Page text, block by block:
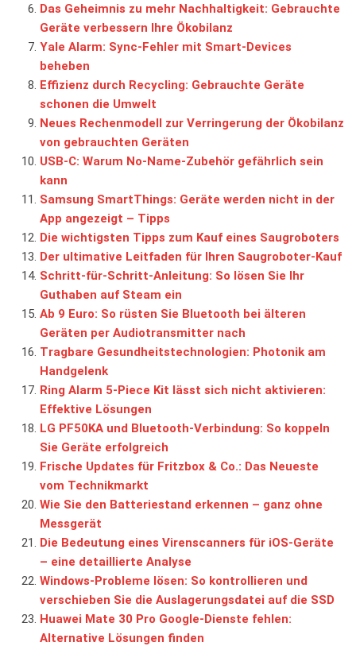
Das Geheimnis zu mehr Nachhaltigkeit: Gebrauchte
Geräte verbessern Ihre Ökobilanz
Yale Alarm: Sync-Fehler mit Smart-Devices
beheben
Effizienz durch Recycling: Gebrauchte Geräte
schonen die Umwelt
Neues Rechenmodell zur Verringerung der Ökobilanz
von gebrauchten Geräten
USB-C: Warum No-Name-Zubehör gefährlich sein
kann
Samsung SmartThings: Geräte werden nicht in der
App angezeigt – Tipps
Die wichtigsten Tipps zum Kauf eines Saugroboters
Der ultimative Leitfaden für Ihren Saugroboter-Kauf
Schritt-für-Schritt-Anleitung: So lösen Sie Ihr
Guthaben auf Steam ein
Ab 9 Euro: So rüsten Sie Bluetooth bei älteren
Geräten per Audiotransmitter nach
Tragbare Gesundheitstechnologien: Photonik am
Handgelenk
Ring Alarm 5-Piece Kit lässt sich nicht aktivieren:
Effektive Lösungen
LG PF50KA und Bluetooth-Verbindung: So koppeln
Sie Geräte erfolgreich
Frische Updates für Fritzbox & Co.: Das Neueste
vom Technikmarkt
Wie Sie den Batteriestand erkennen – ganz ohne
Messgerät
Die Bedeutung eines Virenscanners für iOS-Geräte
– eine detaillierte Analyse
Windows-Probleme lösen: So kontrollieren und
verschieben Sie die Auslagerungsdatei auf die SSD
Huawei Mate 30 Pro Google-Dienste fehlen:
Alternative Lösungen finden